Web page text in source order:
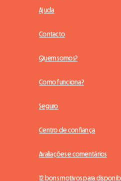
Ajuda
Contacto
Quem somos?
Como funciona?
Seguro
Centro de confiança
Avaliações e comentários
12 bons motivos para